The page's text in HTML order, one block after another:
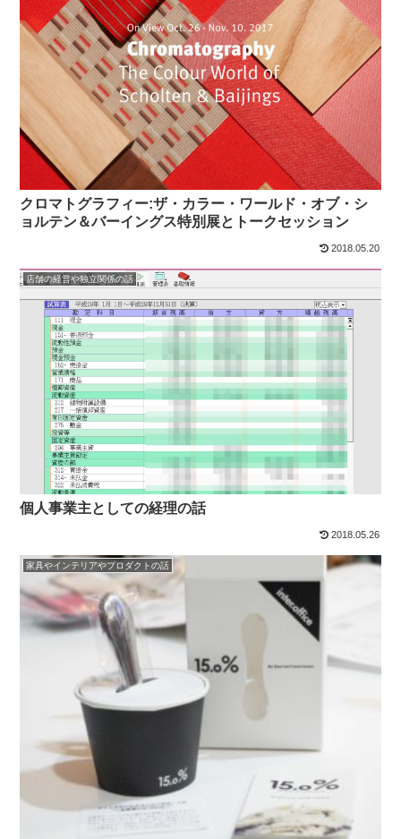
クロマトグラフィー:ザ・カラー・ワールド・オブ・シ
ョルテン＆バーイングス特別展とトークセッション
2018.05.20
店舗の経営や独立関係の話
個人事業主としての経理の話
2018.05.26
家具やインテリアやプロダクトの話